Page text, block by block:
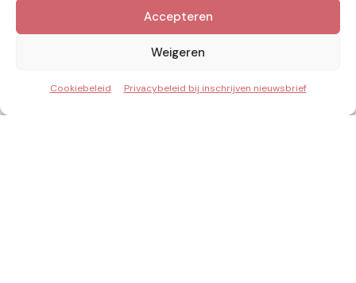
Accepteren
Weigeren
Cookiebeleid Privacybeleid bij inschrijven nieuwsbrief
Kennis van Energie in je mailbox?
Abonner op nieuwe artikelen.